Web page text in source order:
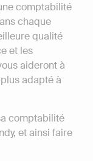
comptabilité
chaque
qualité
et les
aideront à
adapté à
comptabilité
et ainsi faire